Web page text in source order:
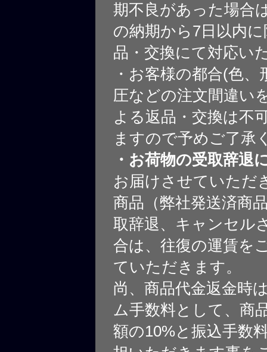
期不良があった場合
の納期から7日以内
品・交換にて対応い
・お客様の都合(色、
圧などの注文間違い
よる返品・交換は不
ますので予めご了承
・お荷物の受取辞退
お届けさせていただ
商品（弊社発送済商
取辞退、キャンセル
合は、往復の運賃を
ていただきます。
尚、商品代金返金時
ム手数料として、商
額の10%と振込手数